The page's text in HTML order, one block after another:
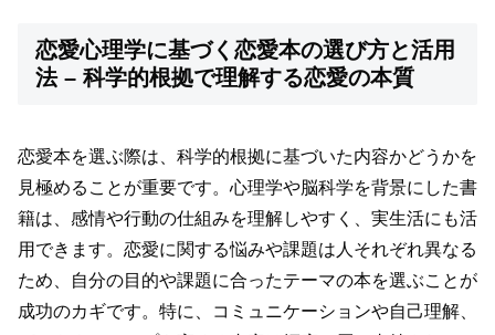
恋愛心理学に基づく恋愛本の選び方と活用
法 – 科学的根拠で理解する恋愛の本質
恋愛本を選ぶ際は、科学的根拠に基づいた内容かどうかを
見極めることが重要です。心理学や脳科学を背景にした書
籍は、感情や行動の仕組みを理解しやすく、実生活にも活
用できます。恋愛に関する悩みや課題は人それぞれ異なる
ため、自分の目的や課題に合ったテーマの本を選ぶことが
成功のカギです。特に、コミュニケーションや自己理解、